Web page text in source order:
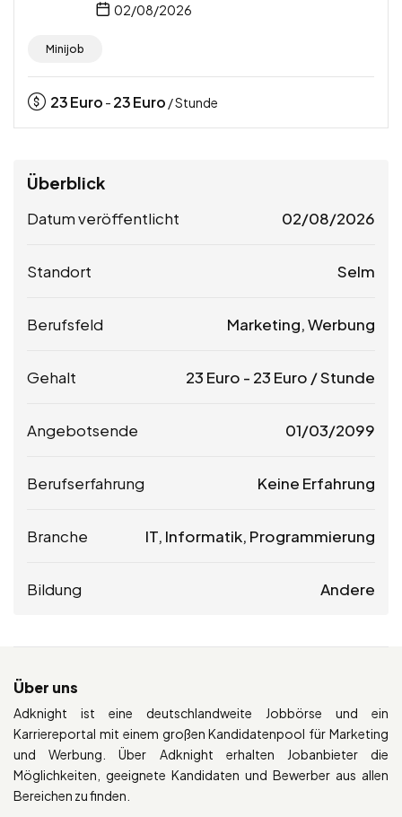
02/08/2026
Minijob
23Euro - 23Euro / Stunde
Überblick
Datum veröffentlicht 02/08/2026
Standort Selm
Berufsfeld Marketing, Werbung
Gehalt 23 Euro - 23 Euro / Stunde
Angebotsende 01/03/2099
Berufserfahrung Keine Erfahrung
Branche IT, Informatik, Programmierung
Bildung Andere
Über uns
Adknight ist eine deutschlandweite Jobbörse und ein
Karriereportal mit einem großen Kandidatenpool für Marketing
und Werbung. Über Adknight erhalten Jobanbieter die
Möglichkeiten, geeignete Kandidaten und Bewerber aus allen
Bereichen zu finden.